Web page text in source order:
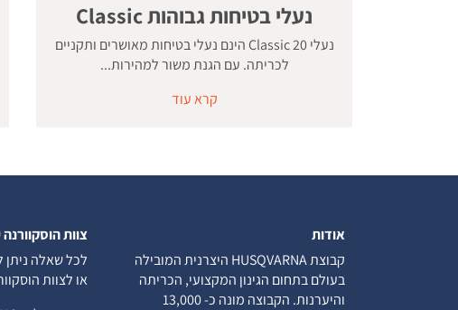
נעלי בטיחות גבוהות Classic
נעלי Classic 20 הינם נעלי בטיחות מאושרים ותקניים
לכריתה. עם הגנת משור למהירות...
קרא עוד
אודות
קבוצת HUSQVARNA היצרנית המובילה
בעולם בתחום הגינון המקצועי, הכריתה
והיערנות. הקבוצה מונה כ- 13,000
צוות
לכל שאלה ניתן
או לצוות